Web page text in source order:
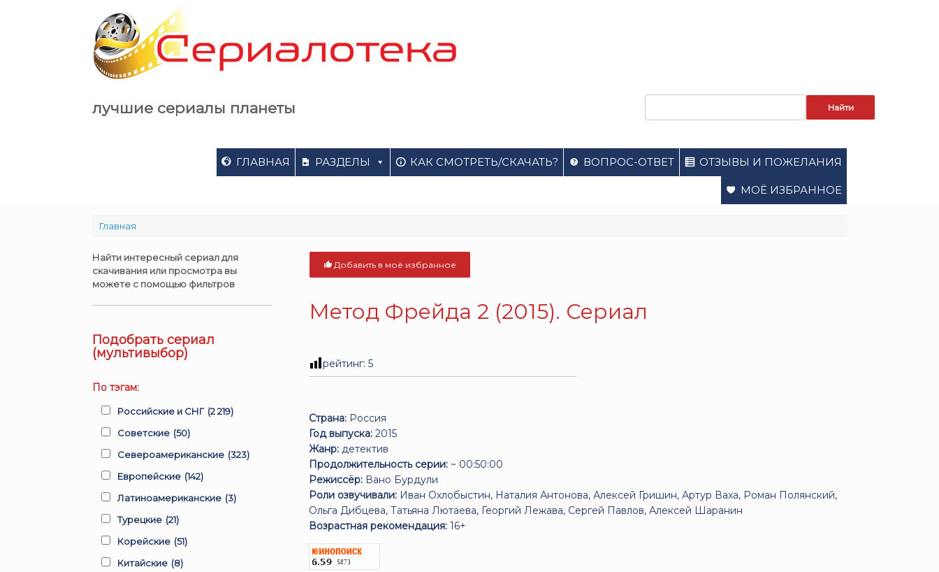
лучшие сериалы планеты
ГЛАВНАЯ РАЗДЕЛЫ КАК СМОТРЕТЬ/СКАЧАТЬ? ВОПРОС-ОТВЕТ ОТЗЫВЫ И ПОЖЕЛАНИЯ
МОЁ ИЗБРАННОЕ
Главная
Добавить в моё избранное
Метод Фрейда 2 (2015). Сериал
рейтинг:5
Страна: Россия
Год выпуска: 2015
Жанр: детектив
Продолжительность серии: ~ 00:50:00
Режиссёр: Вано Бурдули
Роли озвучивали: Иван Охлобыстин, Наталия Антонова, Алексей Гришин, Артур Ваха, Роман Полянский,
Ольга Дибцева, Татьяна Лютаева, Георгий Лежава, Сергей Павлов, Алексей Шаранин
Возрастная рекомендация: 16+
Найти интересный сериал для
скачивания или просмотра вы
можете с помощью фильтров
Подобрать сериал
(мультивыбор)
По тэгам:
Российские и СНГ (2 219)
Советские (50)
Североамериканские (323)
Европейские (142)
Латиноамериканские (3)
Турецкие (21)
Корейские (51)
Китайские (8)